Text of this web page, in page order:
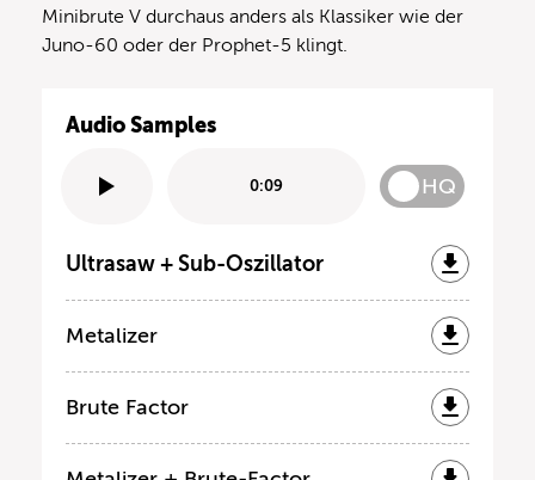
Minibrute V durchaus anders als Klassiker wie der
Juno-60 oder der Prophet-5 klingt.
Audio Samples
0:09 HQ
Ultrasaw + Sub-Oszillator
Metalizer
Brute Factor